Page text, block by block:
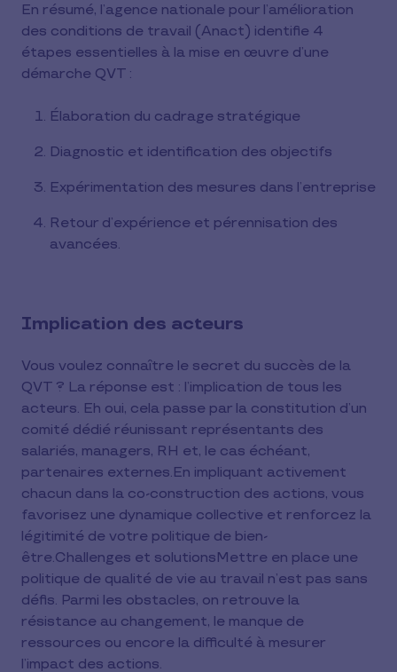
En résumé, l’agence nationale pour l’amélioration
des conditions de travail (Anact) identifie 4
étapes essentielles à la mise en œuvre d’une
démarche QVT :
Élaboration du cadrage stratégique
Diagnostic et identification des objectifs
Expérimentation des mesures dans l’entreprise
Retour d’expérience et pérennisation des
avancées.
Implication des acteurs
Vous voulez connaître le secret du succès de la
QVT ? La réponse est : l’implication de tous les
acteurs. Eh oui, cela passe par la constitution d’un
comité dédié réunissant représentants des
salariés, managers, RH et, le cas échéant,
partenaires externes.En impliquant activement
chacun dans la co-construction des actions, vous
favorisez une dynamique collective et renforcez la
légitimité de votre politique de bien-
être.Challenges et solutionsMettre en place une
politique de qualité de vie au travail n’est pas sans
défis. Parmi les obstacles, on retrouve la
résistance au changement, le manque de
ressources ou encore la difficulté à mesurer
l’impact des actions.